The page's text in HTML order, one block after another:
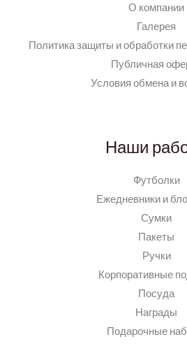
О компании
Галерея
Политика защиты и обработки
Публичная
Условия обмена и
Наши
Футболки
Ежедневники и
Сумки
Пакеты
Ручки
Корпоративные
Посуда
Награды
Подарочные